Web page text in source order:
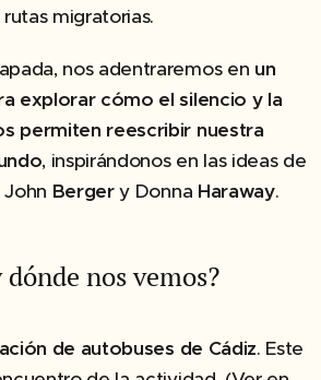
migratorias.
nos adentraremos en un
explorar cómo el silencio y la
permiten reescribir nuestra
, inspirándonos en las ideas de
John Bergery Donna Haraway.
nos vemos?
de autobuses de Cádiz. Este